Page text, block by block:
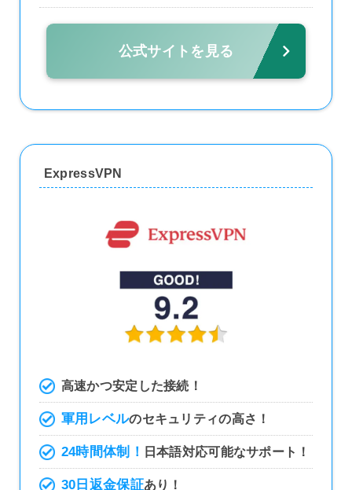
公式サイトを見る
ExpressVPN
高速かつ安定した接続！
軍用レベルのセキュリティの高さ！
24時間体制！ 日本語対応可能なサポート！
30日返金保証あり！